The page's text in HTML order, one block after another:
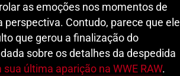
as emoções nos momentos de
Contudo, parece que ele
que gerou a finalização do
sobre os detalhes da despedida
sua última aparição na WWE RAW.